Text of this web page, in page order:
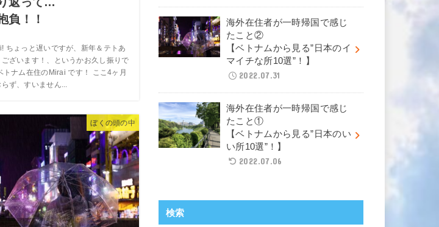
負！！
ょっと遅いですが、新年＆テトあ
ざいます！、というかお久し振りで
トナム在住のMirai です！ ここ4ヶ月
ず、すいません...
ぼくの頭の中
海外在住者が一時帰国で感じ
たこと②
【ベトナムから見る”日本のイ
マイチな所10選”！】
2022.07.31
海外在住者が一時帰国で感じ
たこと①
【ベトナムから見る”日本のい
い所10選”！】
2022.07.06
検索